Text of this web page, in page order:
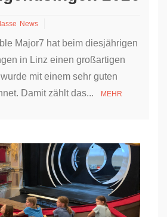
News
Major7 hat beim diesjährigen
in Linz einen großartigen
mit einem sehr guten
Damit zählt das...
MEHR